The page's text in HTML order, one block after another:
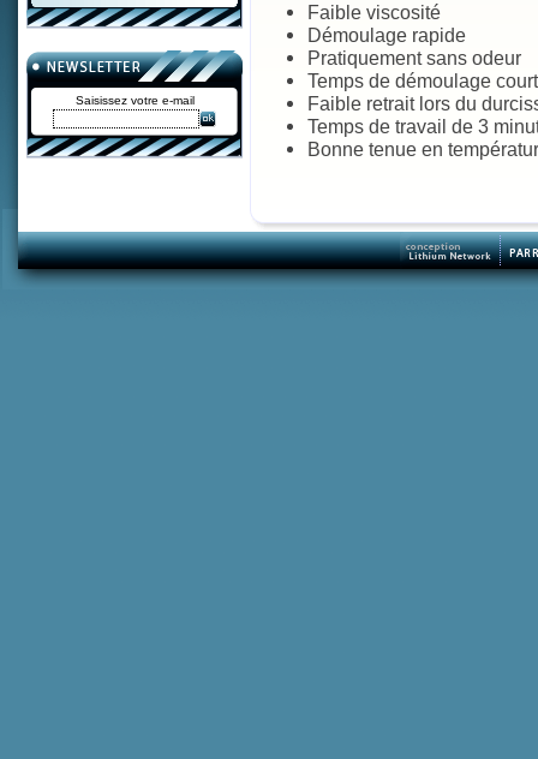
Saisissez votre e-mail
Faible viscosité
Démoulage rapide
Pratiquement sans odeur
Temps de démoulage court
Faible retrait lors du
Temps de travail de 3
Bonne tenue en